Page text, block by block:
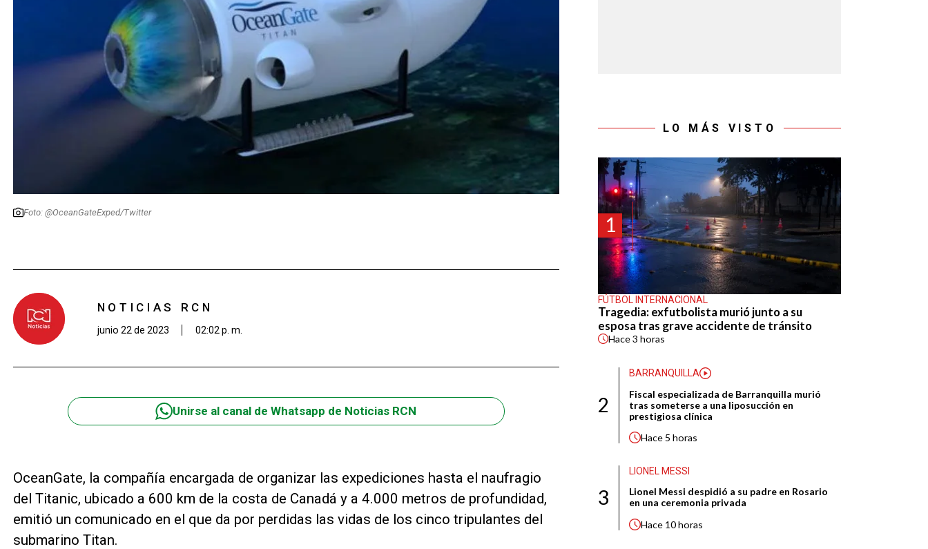
Foto: @OceanGateExped/Twitter
NOTICIAS RCN
junio 22 de 2023 02:02 p. m.
Unirse al canal de Whatsapp de Noticias RCN
OceanGate, la compañía encargada de organizar las expediciones hasta el naufragio
del Titanic, ubicado a 600 km de la costa de Canadá y a 4.000 metros de profundidad,
emitió un comunicado en el que da por perdidas las vidas de los cinco tripulantes del
submarino Titan.
LO MÁS VISTO
1
FÚTBOL INTERNACIONAL
Tragedia: exfutbolista murió junto a su
esposa tras grave accidente de tránsito
Hace3 horas
2
BARRANQUILLA
Fiscal especializada de Barranquilla murió
tras someterse a una liposucción en
prestigiosa clínica
Hace 5 horas
3
LIONEL MESSI
Lionel Messi despidió a su padre en Rosario
en una ceremonia privada
Hace 10 horas